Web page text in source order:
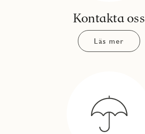
Kontakta oss
Läs mer